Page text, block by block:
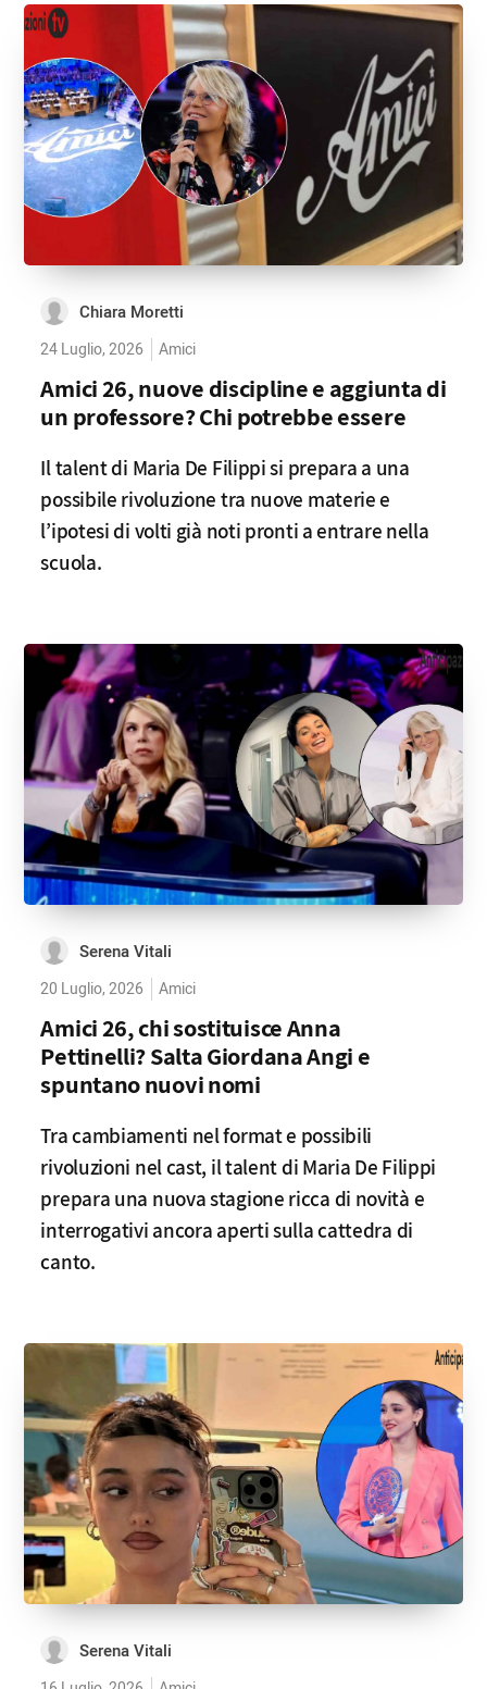
Chiara Moretti
24 Luglio, 2026 Amici
Amici 26, nuove discipline e aggiunta di
un professore? Chi potrebbe essere
Il talent di Maria De Filippi si prepara a una
possibile rivoluzione tra nuove materie e
l’ipotesi di volti già noti pronti a entrare nella
scuola.
Serena Vitali
20 Luglio, 2026 Amici
Amici 26, chi sostituisce Anna
Pettinelli? Salta Giordana Angi e
spuntano nuovi nomi
Tra cambiamenti nel format e possibili
rivoluzioni nel cast, il talent di Maria De Filippi
prepara una nuova stagione ricca di novità e
interrogativi ancora aperti sulla cattedra di
canto.
Serena Vitali